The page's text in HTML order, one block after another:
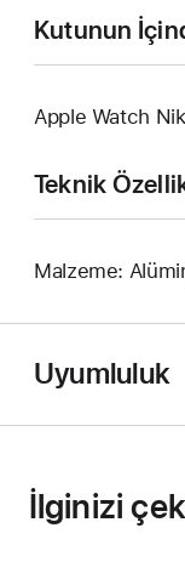
Kutunun
Apple Watch
Teknik
Malzeme:
Uyumluluk
İlginizi